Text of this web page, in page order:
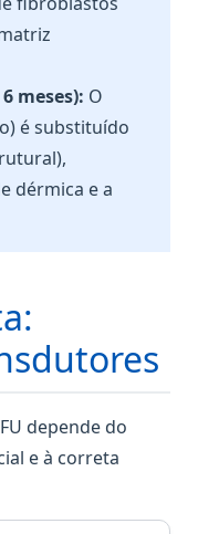
meses): O
é substituído
dérmica e a
depende do
e à correta